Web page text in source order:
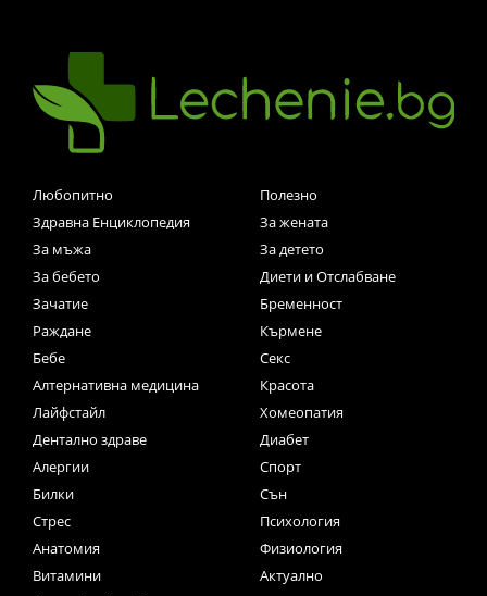
Любопитно
Полезно
Здравна Енциклопедия
За жената
За мъжа
За детето
За бебето
Диети и Отслабване
Зачатие
Бременност
Раждане
Кърмене
Бебе
Секс
Алтернативна медицина
Красота
Лайфстайл
Хомеопатия
Дентално здраве
Диабет
Алергии
Спорт
Билки
Сън
Стрес
Психология
Анатомия
Физиология
Витамини
Актуално